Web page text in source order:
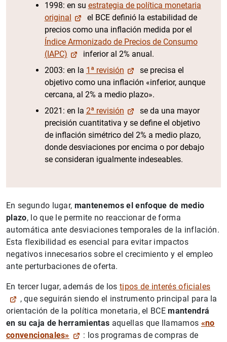
1998: en su estrategia de política monetaria
original
el BCE definió la estabilidad de
precios como una inflación medida por el
Índice Armonizado de Precios de Consumo
(IAPC)
inferior al 2% anual.
2003: en la 1ª revisión
se precisa el
objetivo como una inflación «inferior, aunque
cercana, al 2% a medio plazo».
2021: en la 2ª revisión
se da una mayor
precisión cuantitativa y se define el objetivo
de inflación simétrico del 2% a medio plazo,
donde desviaciones por encima o por debajo
se consideran igualmente indeseables.
En segundo lugar, mantenemos el enfoque de medio
plazo, lo que le permite no reaccionar de forma
automática ante desviaciones temporales de la inflación.
Esta flexibilidad es esencial para evitar impactos
negativos innecesarios sobre el crecimiento y el empleo
ante perturbaciones de oferta.
En tercer lugar, además de los tipos de interés oficiales
, que seguirán siendo el instrumento principal para la
orientación de la política monetaria, el BCEmantendrá
en su caja de herramientas aquellas que llamamos «no
convencionales»
: los programas de compras de